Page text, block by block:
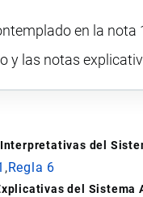
en la nota
y las notas
del
Regla 6
del Sistema